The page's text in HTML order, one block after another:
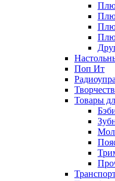
Поп Ит
Товары